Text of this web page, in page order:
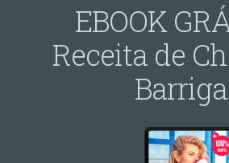
EBOOK
Receita de
Barriga